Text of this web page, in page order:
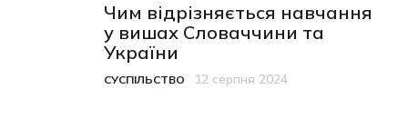
Чим відрізняється навчання
у вишах Словаччини та
України
Категорія
СУСПІЛЬСТВО
Дата публікації12 серпня 2024